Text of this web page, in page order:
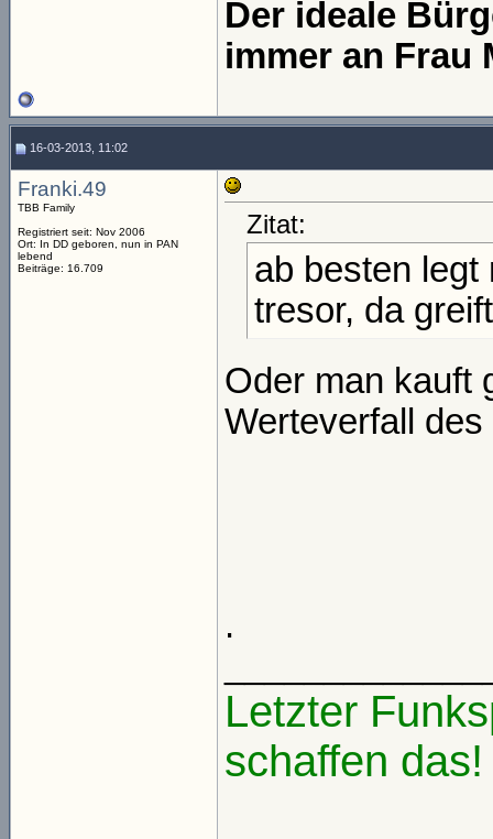
Der ideale
immer an Frau
16-03-2013, 11:02
Franki.49
TBB Family
Registriert seit: Nov 2006
Ort: In DD geboren, nun in PAN
lebend
Beiträge: 16.709
Zitat:
ab besten legt
tresor, da
Oder man kauft
Werteverfall
.
Letzter
schaffen das!